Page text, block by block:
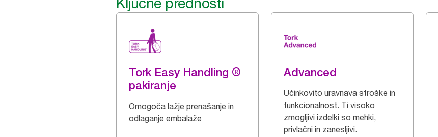
Tork Easy Handling ®
pakiranje
Omogoča lažje prenašanje in
odlaganje embalaže
Advanced
Učinkovito uravnava stroške in
funkcionalnost. Ti visoko
zmogljivi izdelki so mehki,
privlačni in zanesljivi.